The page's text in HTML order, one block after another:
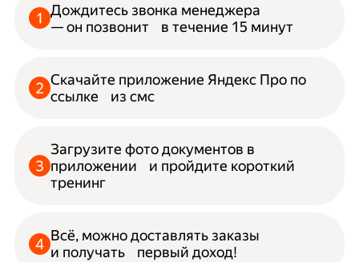
Дождитесь звонка менеджера
— он позвонит в течение 15 минут
Скачайте приложение Яндекс Про по
ссылке из смс
Загрузите фото документов в
приложении и пройдите короткий
тренинг
Всё, можно доставлять заказы
и получать первый доход!